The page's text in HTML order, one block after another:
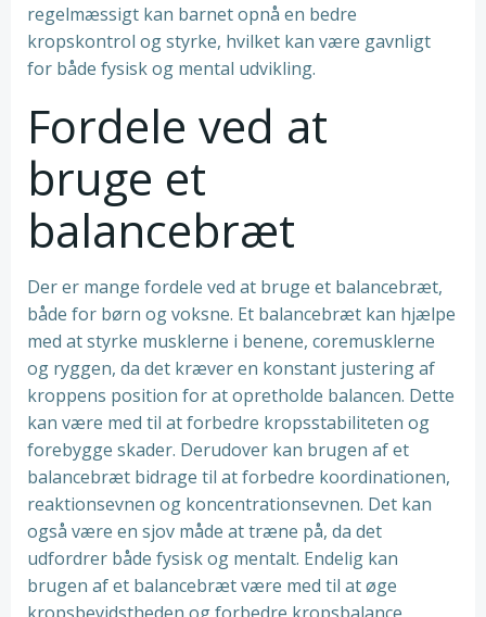
regelmæssigt kan barnet opnå en bedre
kropskontrol og styrke, hvilket kan være gavnligt
for både fysisk og mental udvikling.
Fordele ved at
bruge et
balancebræt
Der er mange fordele ved at bruge et balancebræt,
både for børn og voksne. Et balancebræt kan hjælpe
med at styrke musklerne i benene, coremusklerne
og ryggen, da det kræver en konstant justering af
kroppens position for at opretholde balancen. Dette
kan være med til at forbedre kropsstabiliteten og
forebygge skader. Derudover kan brugen af et
balancebræt bidrage til at forbedre koordinationen,
reaktionsevnen og koncentrationsevnen. Det kan
også være en sjov måde at træne på, da det
udfordrer både fysisk og mentalt. Endelig kan
brugen af et balancebræt være med til at øge